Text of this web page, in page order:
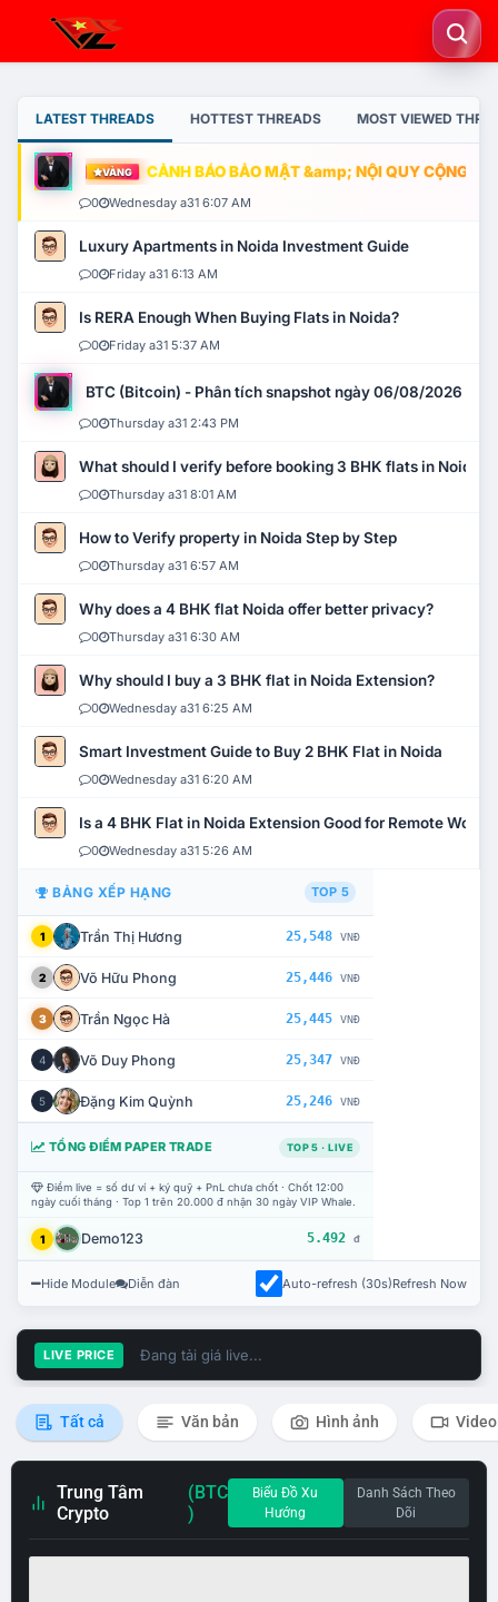
LATEST THREADS HOTTEST THREADS MOST VIEWED
VÀNG CẢNH BÁO BẢO MẬT &amp; NỘI QUY CỘNG
0 Wednesday a31 6:07 AM
Luxury Apartments in Noida Investment Guide
0 Friday a31 6:13 AM
Is RERA Enough When Buying Flats in Noida?
0 Friday a31 5:37 AM
BTC (Bitcoin) - Phân tích snapshot ngày 06/08/2026
0 Thursday a31 2:43 PM
What should I verify before booking 3 BHK flats in Noida?
0 Thursday a31 8:01 AM
How to Verify property in Noida Step by Step
0 Thursday a31 6:57 AM
Why does a 4 BHK flat Noida offer better privacy?
0 Thursday a31 6:30 AM
Why should I buy a 3 BHK flat in Noida Extension?
0 Wednesday a31 6:25 AM
Smart Investment Guide to Buy 2 BHK Flat in Noida
0 Wednesday a31 6:20 AM
Is a 4 BHK Flat in Noida Extension Good for Remote Work?
0 Wednesday a31 5:26 AM
BẢNG XẾP HẠNG TOP 5
1 Trần Thị Hương 25,548 VNĐ
2 Võ Hữu Phong 25,446 VNĐ
3 Trần Ngọc Hà 25,445 VNĐ
4 Võ Duy Phong 25,347 VNĐ
5 Đặng Kim Quỳnh 25,246 VNĐ
TỔNG ĐIỂM PAPER TRADE TOP 5 · LIVE
Điểm live = số dư ví + ký quỹ + PnL chưa chốt · Chốt 12:00
ngày cuối tháng · Top 1 trên 20.000 đ nhận 30 ngày VIP Whale.
1 Demo123 5.492 đ
Hide Module Diễn đàn Auto-refresh (30s)Refresh Now
LIVE PRICE Đang tải giá live...
Tất cả Văn bản Hình ảnh Video
Trung Tâm
Crypto
(BTC
)
Biểu Đồ Xu
Hướng
Danh Sách Theo
Dõi